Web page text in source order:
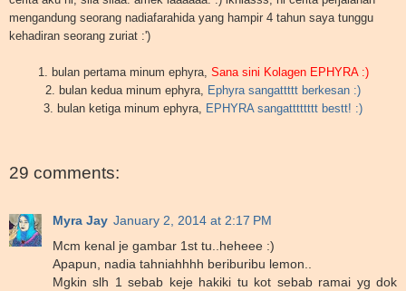
mengandung seorang nadiafarahida yang hampir 4 tahun saya tunggu
kehadiran seorang zuriat :')
1. bulan pertama minum ephyra, Sana sini Kolagen EPHYRA :)
2. bulan kedua minum ephyra,
Ephyra sangattttt berkesan :)
3. bulan ketiga minum ephyra,
EPHYRA sangatttttttt bestt! :)
29 comments:
Myra Jay January 2, 2014 at 2:17 PM
Mcm kenal je gambar 1st tu..heheee :)
Apapun, nadia tahniahhhh beriburibu lemon..
Mgkin slh 1 sebab keje hakiki tu kot sebab ramai yg dok